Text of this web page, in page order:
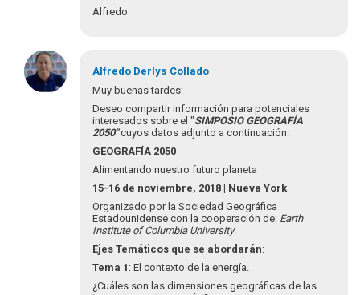
Luis
Mauricio
Cuervo
Alfredo
Alfredo Derlys Collado
Muy buenas tardes:
Deseo compartir información para potenciales
interesados sobre el "SIMPOSIO GEOGRAFÍA
2050"cuyos datos adjunto a continuación:
GEOGRAFÍA 2050
Alimentando nuestro futuro planeta
15-16 de noviembre, 2018 | Nueva York
Organizado por la Sociedad Geográfica
Estadounidense con la cooperación de: Earth
Institute of Columbia University.
Ejes Temáticos que se abordarán:
Tema 1 : El contexto de la energía.
¿Cuáles son las dimensiones geográficas de las